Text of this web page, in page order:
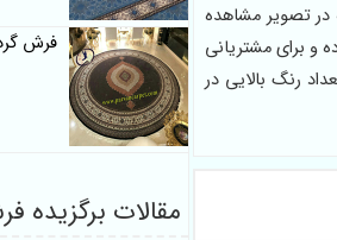
تصویر مشاهده
برای مشتریانی
رنگ بالایی در
فرش
مقالات برگزیده